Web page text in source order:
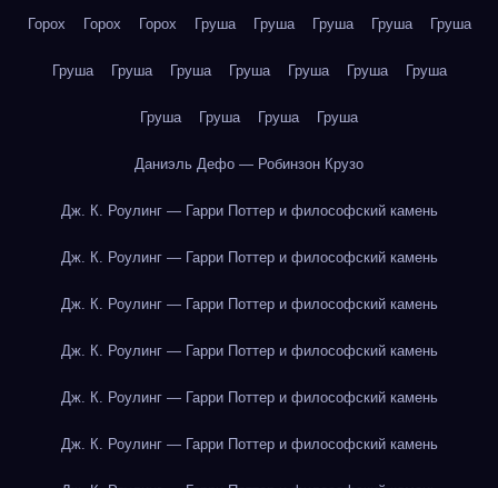
Горох Горох Горох Груша Груша Груша Груша Груша
Груша Груша Груша Груша Груша Груша Груша
Груша Груша Груша Груша
Даниэль Дефо — Робинзон Крузо
Дж. К. Роулинг — Гарри Поттер и философский камень
Дж. К. Роулинг — Гарри Поттер и философский камень
Дж. К. Роулинг — Гарри Поттер и философский камень
Дж. К. Роулинг — Гарри Поттер и философский камень
Дж. К. Роулинг — Гарри Поттер и философский камень
Дж. К. Роулинг — Гарри Поттер и философский камень